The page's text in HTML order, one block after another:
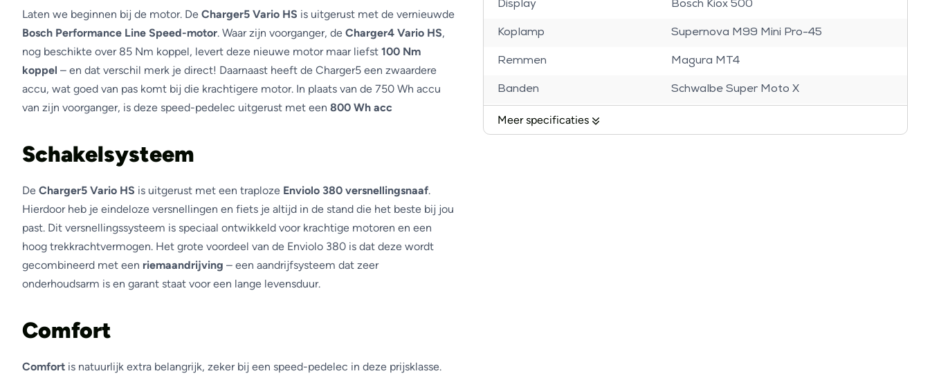
Laten we beginnen bij de motor. De Charger5 Vario HS is uitgerust met de vernieuwde
Bosch Performance Line Speed-motor. Waar zijn voorganger, de Charger4 Vario HS,
nog beschikte over 85 Nm koppel, levert deze nieuwe motor maar liefst 100 Nm
koppel – en dat verschil merk je direct! Daarnaast heeft de Charger5 een zwaardere
accu, wat goed van pas komt bij die krachtigere motor. In plaats van de 750 Wh accu
van zijn voorganger, is deze speed-pedelec uitgerust met een 800 Wh acc
Schakelsysteem
De Charger5 Vario HS is uitgerust met een traploze Enviolo 380 versnellingsnaaf.
Hierdoor heb je eindeloze versnellingen en fiets je altijd in de stand die het beste bij jou
past. Dit versnellingssysteem is speciaal ontwikkeld voor krachtige motoren en een
hoog trekkrachtvermogen. Het grote voordeel van de Enviolo 380 is dat deze wordt
gecombineerd met een riemaandrijving – een aandrijfsysteem dat zeer
onderhoudsarm is en garant staat voor een lange levensduur.
Comfort
Comfort is natuurlijk extra belangrijk, zeker bij een speed-pedelec in deze prijsklasse.
Display Bosch Kiox 500
Koplamp Supernova M99 Mini Pro-45
Remmen Magura MT4
Banden Schwalbe Super Moto X
Voorvork
Meer specificaties